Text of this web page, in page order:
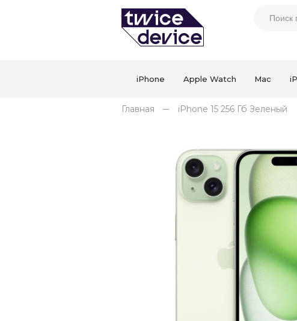
iPhone Apple Watch Mac
Главная iPhone 15 256 Гб Зеленый
Для
на